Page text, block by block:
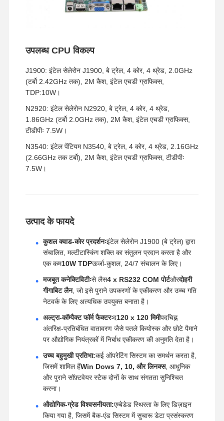
उपलब्ध CPU विकल्प
J1900: इंटेल सेलेरोन J1900, बे ट्रेल, 4 कोर, 4 थ्रेड, 2.0GHz
(टर्बो 2.42GHz तक), 2M कैश, इंटेल एचडी ग्राफिक्स,
TDP:10W।
N2920: इंटेल सेलेरोन N2920, बे ट्रेल, 4 कोर, 4 थ्रेड,
1.86GHz (टर्बो 2.0GHz तक), 2M कैश, इंटेल एचडी ग्राफिक्स,
टीडीपीः 7.5W।
N3540: इंटेल पेंटियम N3540, बे ट्रेल, 4 कोर, 4 थ्रेड, 2.16GHz
(2.66GHz तक टर्बो), 2M कैश, इंटेल एचडी ग्राफिक्स, टीडीपीः
7.5W।
उत्पाद के फायदे
कुशल क्वाड-कोर प्रदर्शनःइंटेल सेलेरोन J1900 (बे ट्रेल) द्वारा
संचालित, मल्टीटास्किंग शक्ति का संतुलन प्रदान करता है और
एक कम10W TDPऊर्जा-कुशल, 24/7 संचालन के लिए।
मजबूत कनेक्टिविटीःसे लैस4 x RS232 COM पोर्टऔरदोहरी
गीगाबिट लैन, जो इसे पुराने उपकरणों के एकीकरण और उच्च गति
नेटवर्क के लिए अत्यधिक उपयुक्त बनाता है।
अल्ट्रा-कॉम्पैक्ट फॉर्म फैक्टरःद120 x 120 मिमीपदचिह्न
अंतरिक्ष-प्रतिबंधित वातावरण जैसे पतले कियोस्क और छोटे पैमाने
पर औद्योगिक नियंत्रकों में निर्बाध एकीकरण की अनुमति देता है।
उच्च बहुमुखी प्रतिभा:कई ऑपरेटिंग सिस्टम का समर्थन करता है,
जिसमें शामिल हैंWin Dows 7, 10, और लिनक्स, आधुनिक
और पुराने सॉफ़्टवेयर स्टैक दोनों के साथ संगतता सुनिश्चित
करना।
औद्योगिक-ग्रेड विश्वसनीयता:एम्बेडेड स्थिरता के लिए डिज़ाइन
किया गया है, जिसमें बैक-एंड सिस्टम में सुचारू डेटा प्रसंस्करण